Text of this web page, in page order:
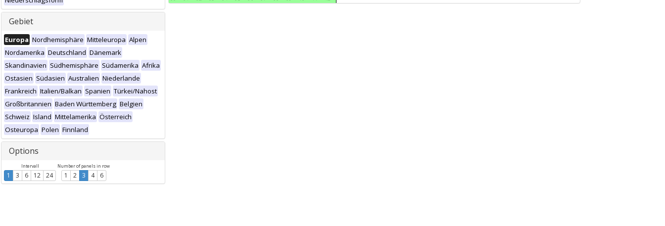
Gebiet
Europa Nordhemisphäre Mitteleuropa Alpen
Nordamerika Deutschland Dänemark
Skandinavien Südhemisphäre Südamerika Afrika
Ostasien Südasien Australien Niederlande
Frankreich Italien/Balkan Spanien Türkei/Nahost
Großbritannien Baden Württemberg Belgien
Schweiz Island Mittelamerika Österreich
Osteuropa Polen Finnland
Options
Intervall
1 3 6 12 24
Number of panels in row
1 2 3 4 6